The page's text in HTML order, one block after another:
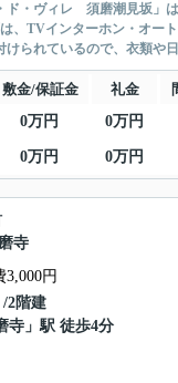
・ヴィレ 須磨潮見坂」
、TVインターホン・オー
られているので、衣類や
敷金/保証金 礼金
0万円 0万円
0万円 0万円
寺
円
/2階建
寺 」駅 徒歩4分